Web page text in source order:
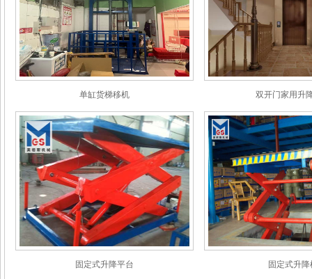
单缸货梯移机 双开门家用升
固定式升降平台 固定式升降